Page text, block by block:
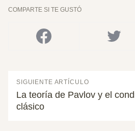
COMPARTE SI TE GUSTÓ
SIGUIENTE ARTÍCULO
La teoría de Pavlov y el
clásico